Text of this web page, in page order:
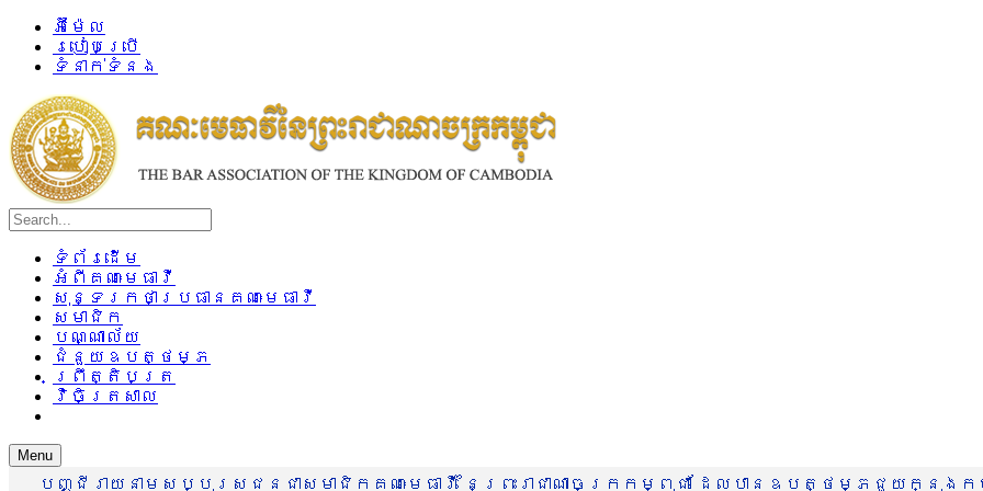
អ៊ីម៉ែល
របៀបប្រើ
ទំនាក់ទំនង
ទំព័រដើម
អំពីគណៈមេធាវី
សុន្ទរកថាប្រធានគណៈមេធាវី
សមាជិក
បណ្ណាល័យ
ជំនួយឧបត្ថម្ភ
ព្រឹត្តិបត្រ
វិចិត្រសាល
Menu
បញ្ជីរាយនាមសប្បុរសជនជាសមាជិកគណៈមេធាវី នៃព្រះរាជាណាចក្រកម្ពុជា ដែលបានឧបត្ថម្ភជួយក្នុង